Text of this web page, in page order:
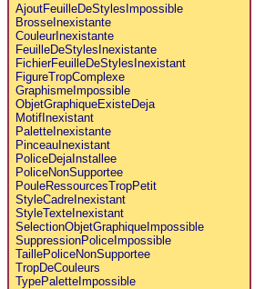
AjoutFeuilleDeStylesImpossible
BrosseInexistante
CouleurInexistante
FeuilleDeStylesInexistante
FichierFeuilleDeStylesInexistant
FigureTropComplexe
GraphismeImpossible
ObjetGraphiqueExisteDeja
MotifInexistant
PaletteInexistante
PinceauInexistant
PoliceDejaInstallee
PoliceNonSupportee
PouleRessourcesTropPetit
StyleCadreInexistant
StyleTexteInexistant
SelectionObjetGraphiqueImpossible
SuppressionPoliceImpossible
TaillePoliceNonSupportee
TropDeCouleurs
TypePaletteImpossible